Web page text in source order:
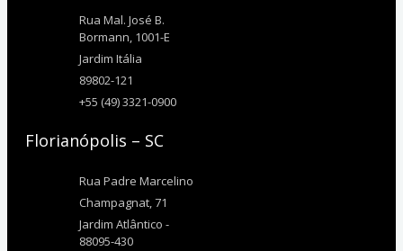
Rua Mal. José B.
Bormann, 1001-E
Jardim Itália
89802-121
+55 (49) 3321-0900
Florianópolis – SC
Rua Padre Marcelino
Champagnat, 71
Jardim Atlântico -
88095-430